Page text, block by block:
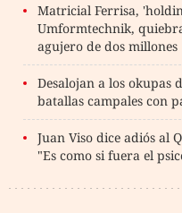
Matricial Ferrisa,
Umformtechnik,
agujero de dos millones
Desalojan a los okupas
batallas campales con
Juan Viso dice adiós al
"Es como si fuera el